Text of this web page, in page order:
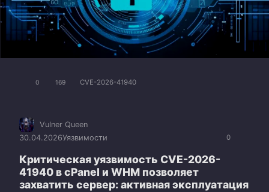
0 169 CVE-2026-41940
0
Vulner Queen
30.04.2026Уязвимости
Критическая уязвимость CVE-2026-
41940 в cPanel и WHM позволяет
захватить сервер: активная эксплуатация